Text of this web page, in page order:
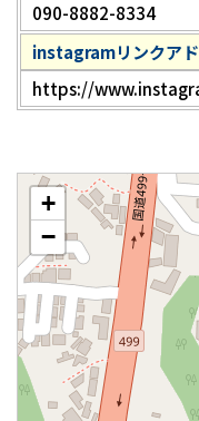
090-8882-8334
instagramリンクア
https://
+
−